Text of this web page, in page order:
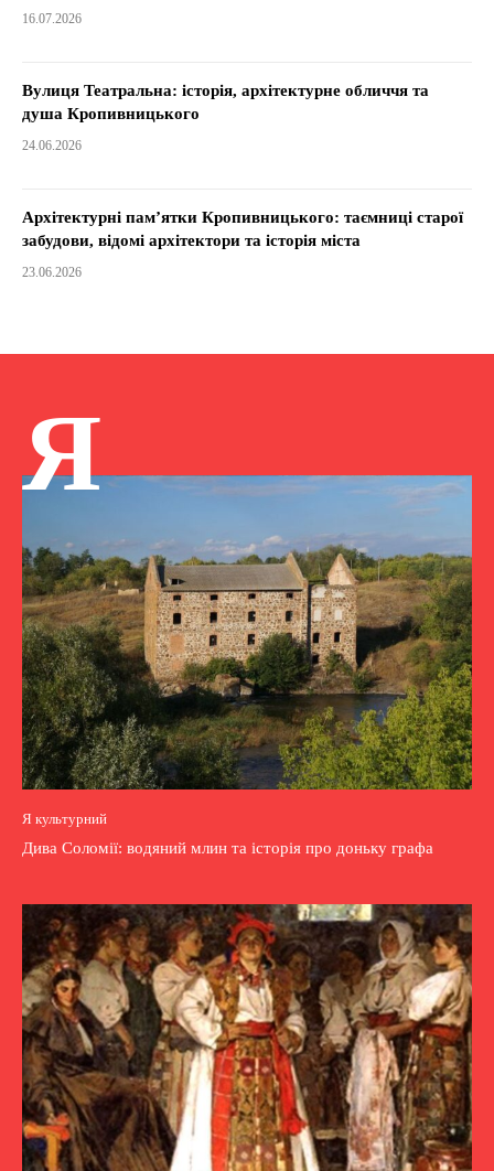
16.07.2026
Вулиця Театральна: історія, архітектурне обличчя та
душа Кропивницького
24.06.2026
Архітектурні пам’ятки Кропивницького: таємниці старої
забудови, відомі архітектори та історія міста
23.06.2026
Я
Я культурний
Дива Соломії: водяний млин та історія про доньку графа